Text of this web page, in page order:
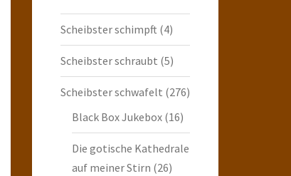
Scheibster schimpft (4)
Scheibster schraubt (5)
Scheibster schwafelt (276)
Black Box Jukebox(16)
Die gotische Kathedrale
auf meiner Stirn (26)